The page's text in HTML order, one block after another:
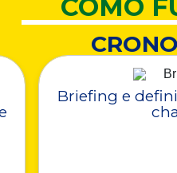
COMO
Briefing e